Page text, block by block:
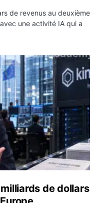
de revenus au deuxième
une activité IA qui a
de dollars de fonds
de dollars